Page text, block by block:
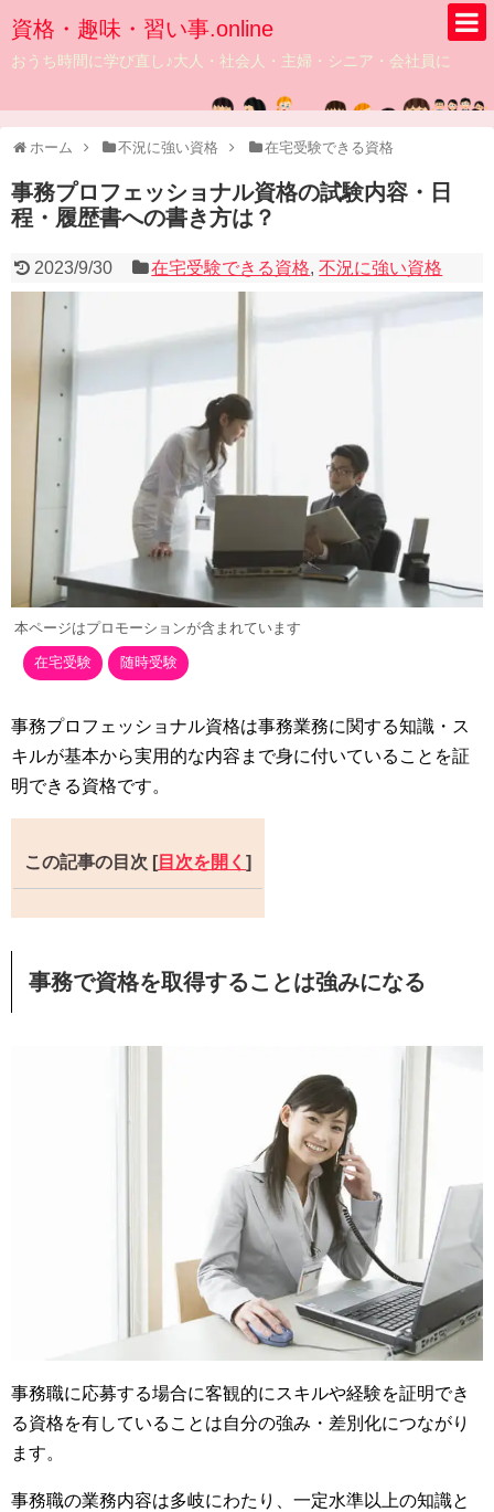
資格・趣味・習い事.online
おうち時間に学び直し♪大人・社会人・主婦・シニア・会社員に
ホーム 不況に強い資格 在宅受験できる資格
事務プロフェッショナル資格の試験内容・日
程・履歴書への書き方は？
2023/9/30 在宅受験できる資格,不況に強い資格
本ページはプロモーションが含まれています
在宅受験 随時受験
事務プロフェッショナル資格は事務業務に関する知識・ス
キルが基本から実用的な内容まで身に付いていることを証
明できる資格です。
この記事の目次 [目次を開く ]
事務で資格を取得することは強みになる
事務職に応募する場合に客観的にスキルや経験を証明でき
る資格を有していることは自分の強み・差別化につながり
ます。
事務職の業務内容は多岐にわたり、一定水準以上の知識と